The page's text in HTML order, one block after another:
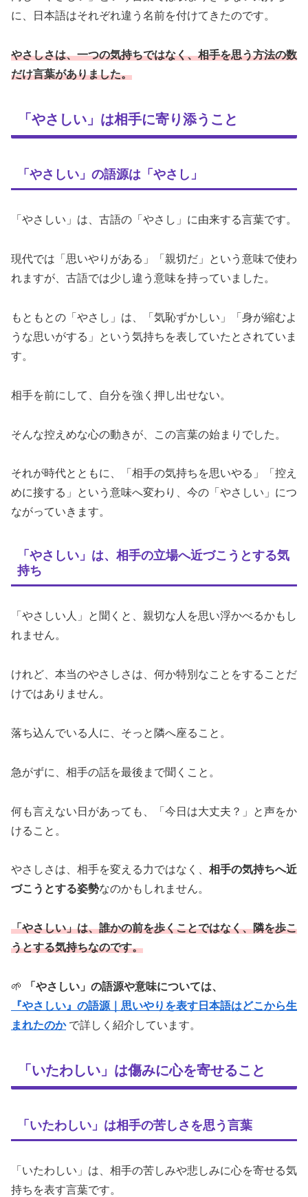
に、日本語はそれぞれ違う名前を付けてきたのです。
やさしさは、一つの気持ちではなく、相手を思う方法の数
だけ言葉がありました。
「やさしい」は相手に寄り添うこと
「やさしい」の語源は「やさし」
「やさしい」は、古語の「やさし」に由来する言葉です。
現代では「思いやりがある」「親切だ」という意味で使わ
れますが、古語では少し違う意味を持っていました。
もともとの「やさし」は、「気恥ずかしい」「身が縮むよ
うな思いがする」という気持ちを表していたとされていま
す。
相手を前にして、自分を強く押し出せない。
そんな控えめな心の動きが、この言葉の始まりでした。
それが時代とともに、「相手の気持ちを思いやる」「控え
めに接する」という意味へ変わり、今の「やさしい」につ
ながっていきます。
「やさしい」は、相手の立場へ近づこうとする気
持ち
「やさしい人」と聞くと、親切な人を思い浮かべるかもし
れません。
けれど、本当のやさしさは、何か特別なことをすることだ
けではありません。
落ち込んでいる人に、そっと隣へ座ること。
急がずに、相手の話を最後まで聞くこと。
何も言えない日があっても、「今日は大丈夫？」と声をか
けること。
やさしさは、相手を変える力ではなく、 相手の気持ちへ近
づこうとする姿勢なのかもしれません。
「やさしい」は、誰かの前を歩くことではなく、隣を歩こ
うとする気持ちなのです。
🌱
「やさしい」の語源や意味については、
『やさしい』の語源｜思いやりを表す日本語はどこから生
まれたのかで詳しく紹介しています。
「いたわしい」は傷みに心を寄せること
「いたわしい」は相手の苦しさを思う言葉
「いたわしい」は、相手の苦しみや悲しみに心を寄せる気
持ちを表す言葉です。